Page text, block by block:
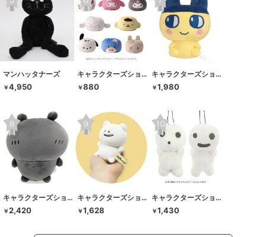
マンハッタナーズ
￥4,950
キャラクターズショップ ラフラフ
￥880
キャラクターズショップ ラフラフ
￥1,980
キャラクターズショップ ラフラフ
￥2,420
キャラクターズショップ ラフラフ
￥1,628
キャラクターズショップ ラフラフ
￥1,430